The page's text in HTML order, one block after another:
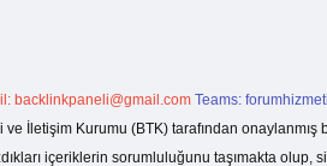
backlinkpaneli@gmail.com Teams:
İletişim Kurumu (BTK) tarafından
içeriklerin sorumluluğunu taşımakta